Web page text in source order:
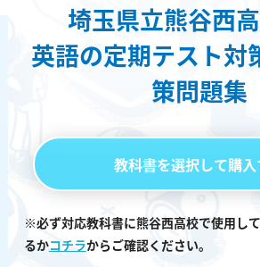
埼玉県立熊谷西
英語の定期テスト対
策問題集
教科書を選択して購入
※必ず対応教科書に熊谷西高校で使用し
るかコチラからご確認ください。